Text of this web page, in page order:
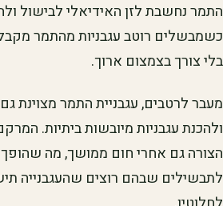
התמר נחשבת לזן האידיאלי לבישול
כשמבשלים רוטב עגבניות מהתמר
בלי צורך בצמצום ארוך.
מעבר לרטבים, עגבניית התמר מצוינת
ולהכנת עגבניות מיובשות ביתיות.
הצורה גם אחרי חום ממושך, מה
לתבשילים שבהם רוצים שהעגבנייה